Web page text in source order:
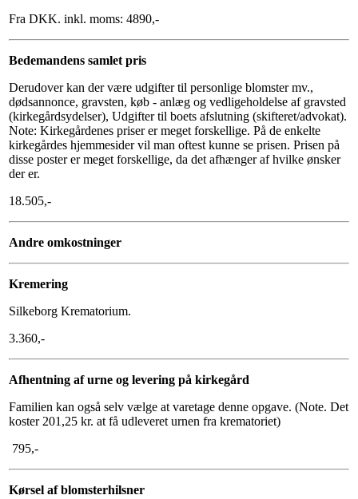
Fra DKK. inkl. moms: 4890,-
Bedemandens samlet pris
Derudover kan der være udgifter til personlige blomster mv.,
dødsannonce, gravsten, køb - anlæg og vedligeholdelse af gravsted
(kirkegårdsydelser), Udgifter til boets afslutning (skifteret/advokat).
Note: Kirkegårdenes priser er meget forskellige. På de enkelte
kirkegårdes hjemmesider vil man oftest kunne se prisen. Prisen på
disse poster er meget forskellige, da det afhænger af hvilke ønsker
der er.
18.505,-
Andre omkostninger
Kremering
Silkeborg Krematorium.
3.360,-
Afhentning af urne og levering på kirkegård
Familien kan også selv vælge at varetage denne opgave. (Note. Det
koster 201,25 kr. at få udleveret urnen fra krematoriet)
795,-
Kørsel af blomsterhilsner